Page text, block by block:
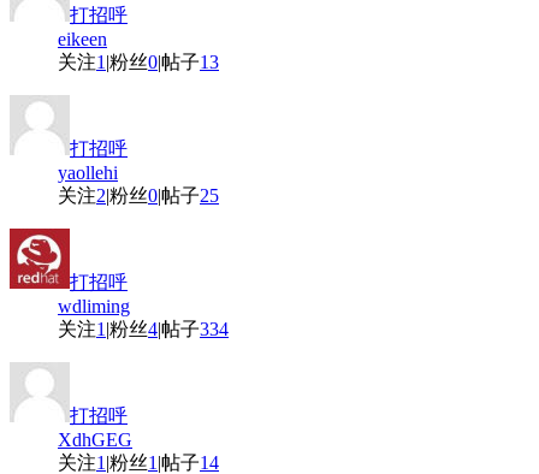
打招呼
eikeen
关注1 |粉丝0|帖子13
打招呼
yaollehi
关注2|粉丝0|帖子25
打招呼
wdliming
关注1 |粉丝4|帖子334
打招呼
XdhGEG
关注1 |粉丝1 |帖子14